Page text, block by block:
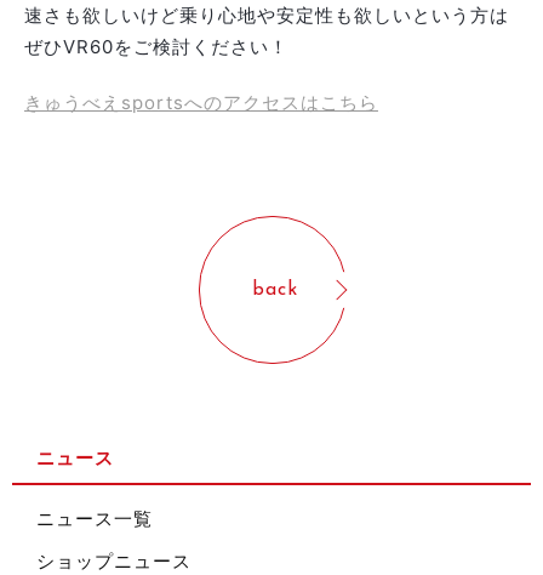
速さも欲しいけど乗り心地や安定性も欲しいという方は
ぜひVR60をご検討ください！
きゅうべえsportsへのアクセスはこちら
back
ニュース
ニュース一覧
ショップニュース